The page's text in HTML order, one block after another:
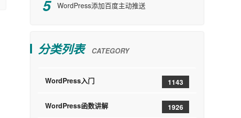
WordPress添加百度主动推送
分类列表 CATEGORY
WordPress入门 1143
WordPress函数讲解 1926